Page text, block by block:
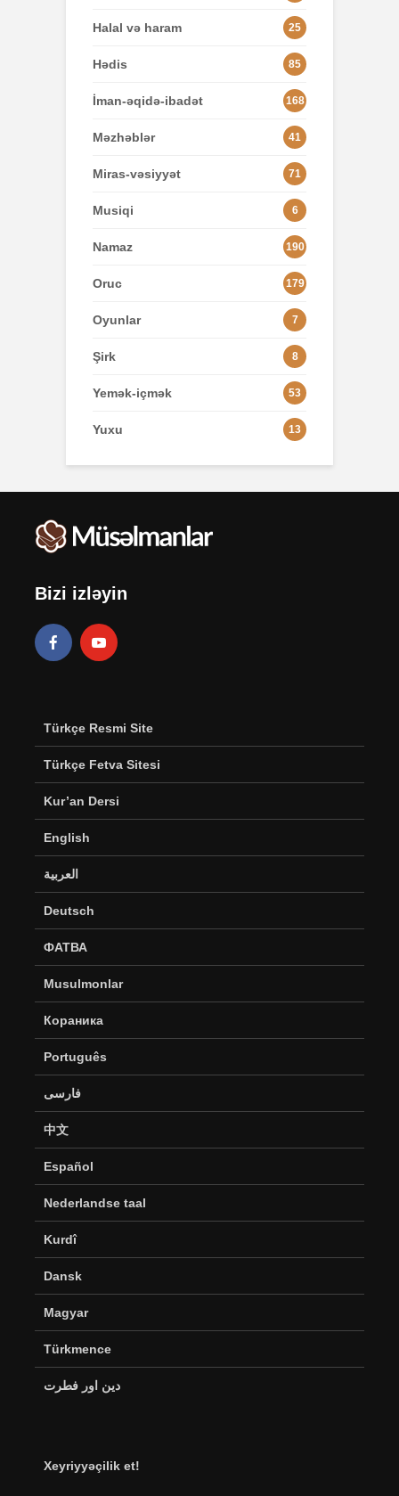
Halal və haram 25
Hədis 85
İman-əqidə-ibadət 168
Məzhəblər 41
Miras-vəsiyyət 71
Musiqi 6
Namaz 190
Oruc 179
Oyunlar 7
Şirk 8
Yemək-içmək 53
Yuxu 13
Bizi izləyin
Türkçe Resmi Site
Türkçe Fetva Sitesi
Kur’an Dersi
English
العربية
Deutsch
ФАТВА
Musulmonlar
Кораника
Português
فارسی
中文
Español
Nederlandse taal
Kurdî
Dansk
Magyar
Türkmence
دین اور فطرت
Xeyriyyəçilik et!